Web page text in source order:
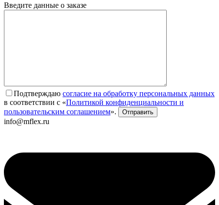
Введите данные о заказе
Подтверждаю согласие на обработку персональных данных
в соответствии с «Политикой конфиденциальности и
пользовательским соглашением».
info@mflex.ru